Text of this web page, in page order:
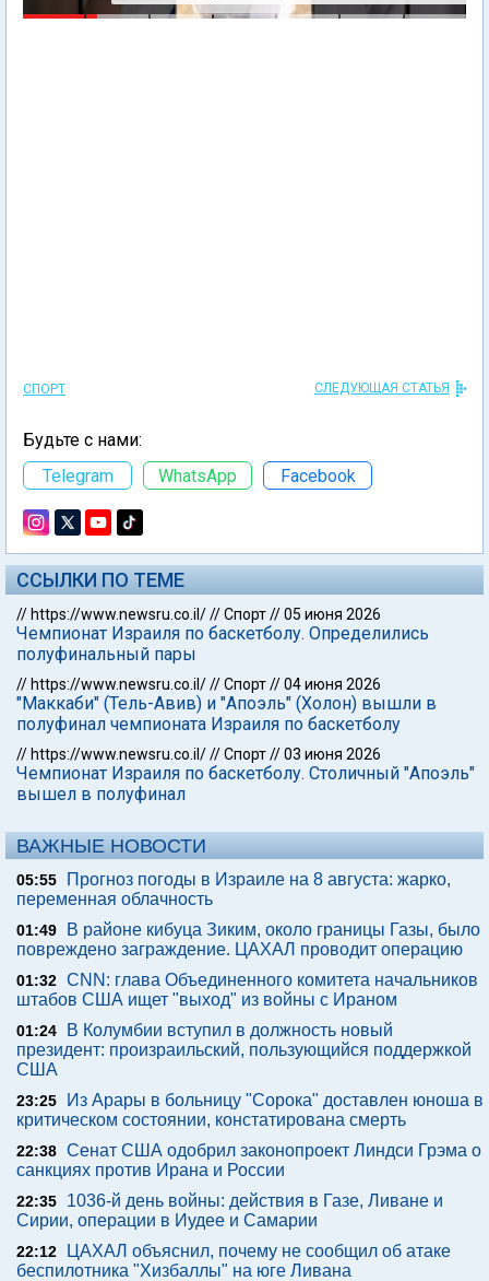
СПОРТ СЛЕДУЮЩАЯ СТАТЬЯ
Будьте с нами:
Telegram
WhatsApp Facebook
ССЫЛКИ ПО ТЕМЕ
// https://www.newsru.co.il///Спорт//05 июня 2026
Чемпионат Израиля по баскетболу. Определились
полуфинальный пары
// https://www.newsru.co.il///Спорт//04 июня 2026
"Маккаби" (Тель-Авив) и "Апоэль" (Холон) вышли в
полуфинал чемпионата Израиля по баскетболу
// https://www.newsru.co.il///Спорт//03 июня 2026
Чемпионат Израиля по баскетболу. Столичный "Апоэль"
вышел в полуфинал
ВАЖНЫЕ НОВОСТИ
05:55
Прогноз погоды в Израиле на 8 августа: жарко,
переменная облачность
01:49
В районе кибуца Зиким, около границы Газы, было
повреждено заграждение. ЦАХАЛ проводит операцию
01:32 CNN: глава Объединенного комитета начальников
штабов США ищет "выход" из войны с Ираном
01:24
В Колумбии вступил в должность новый
президент: произраильский, пользующийся поддержкой
США
23:25
Из Арары в больницу "Сорока" доставлен юноша в
критическом состоянии, констатирована смерть
22:38 Сенат США одобрил законопроект Линдси Грэма о
санкциях против Ирана и России
22:35
1036-й день войны: действия в Газе, Ливане и
Сирии, операции в Иудее и Самарии
22:12
ЦАХАЛ объяснил, почему не сообщил об атаке
беспилотника "Хизбаллы" на юге Ливана